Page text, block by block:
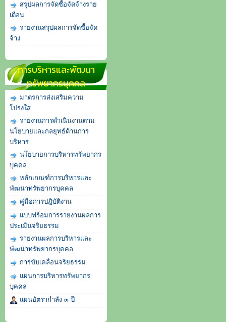
สรุปผลการจัดซื้อจัดจ้างราย
เดือน
รายงานสรุปผลการจัดซื้อจัด
จ้าง
การบริหารและพัฒนา
ทรัพยากรบุคคล
มาตรการส่งเสริมความ
โปร่งใส
รายงานการดำเนินงานตาม
นโยบายและกลยุทธ์ด้านการ
บริหาร
นโยบายการบริหารทรัพยากร
บุคคล
หลักเกณฑ์การบริหารและ
พัฒนาทรัพยากรบุคคล
คู่มือการปฎิบัติงาน
แบบฟร์อมการรายงานผลการ
ประเมินจริยธรรม
รายงานผลการบริหารและ
พัฒนาทรัพยากรบุคคล
การขับเคลื่อนจริยธรรม
แผนการบริหารทรัพยากร
บุคคล
แผนอัตรากำลัง ๓ ปี